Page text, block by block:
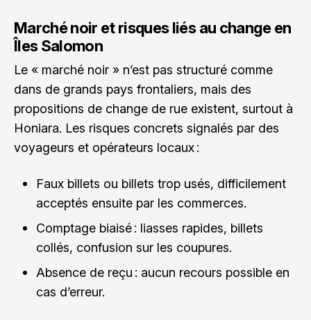
Marché noir et risques liés au change en
Îles Salomon
Le « marché noir » n’est pas structuré comme
dans de grands pays frontaliers, mais des
propositions de change de rue existent, surtout à
Honiara. Les risques concrets signalés par des
voyageurs et opérateurs locaux :
Faux billets ou billets trop usés, difficilement
acceptés ensuite par les commerces.
Comptage biaisé : liasses rapides, billets
collés, confusion sur les coupures.
Absence de reçu : aucun recours possible en
cas d’erreur.